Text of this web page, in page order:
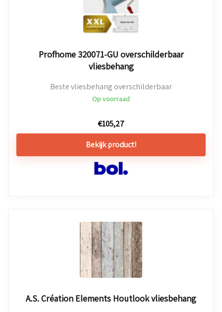
Profhome 320071-GU overschilderbaar
vliesbehang
Beste vliesbehang overschilderbaar
Op voorraad
€105,27
Bekijk product!
A.S. Création Elements Houtlook vliesbehang